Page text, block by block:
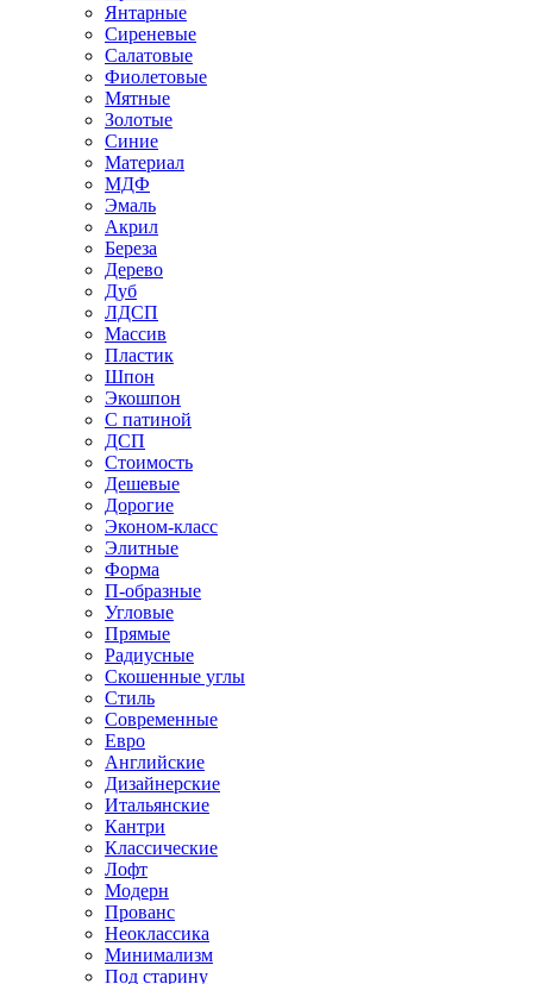
Янтарные
Сиреневые
Салатовые
Фиолетовые
Мятные
Золотые
Синие
Материал
МДФ
Эмаль
Акрил
Береза
Дерево
Дуб
ЛДСП
Массив
Пластик
Шпон
Экошпон
С патиной
ДСП
Стоимость
Дешевые
Дорогие
Эконом-класс
Элитные
Форма
П-образные
Угловые
Прямые
Радиусные
Скошенные углы
Стиль
Современные
Евро
Английские
Дизайнерские
Итальянские
Кантри
Классические
Лофт
Модерн
Прованс
Неоклассика
Минимализм
Под старину